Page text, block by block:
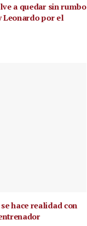
a quedar sin rumbo
Leonardo por el
hace realidad con